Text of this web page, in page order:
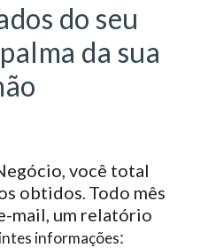
do seu
da sua
você total
obtidos. Todo mês
mail, um relatório
informações: